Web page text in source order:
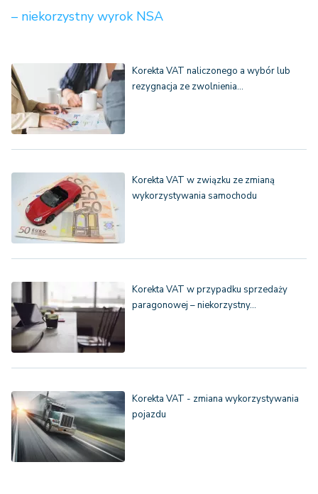
– niekorzystny wyrok NSA
Korekta VAT naliczonego a wybór lub
rezygnacja ze zwolnienia…
Korekta VAT w związku ze zmianą
wykorzystywania samochodu
Korekta VAT w przypadku sprzedaży
paragonowej – niekorzystny…
Korekta VAT - zmiana wykorzystywania
pojazdu